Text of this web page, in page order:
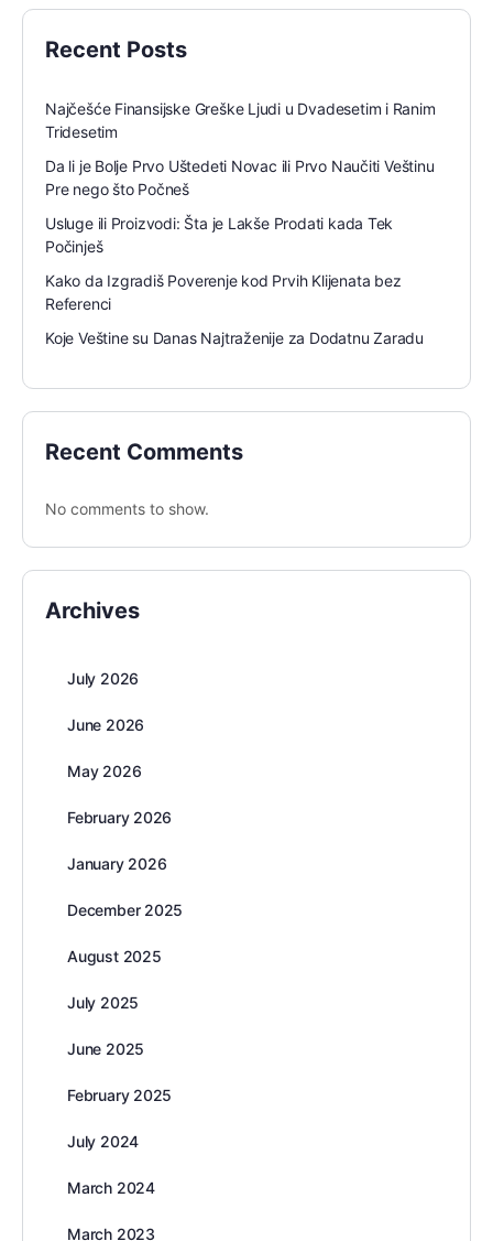
Recent Posts
Najčešće Finansijske Greške Ljudi u Dvadesetim i Ranim
Tridesetim
Da li je Bolje Prvo Uštedeti Novac ili Prvo Naučiti Veštinu
Pre nego što Počneš
Usluge ili Proizvodi: Šta je Lakše Prodati kada Tek
Počinješ
Kako da Izgradiš Poverenje kod Prvih Klijenata bez
Referenci
Koje Veštine su Danas Najtraženije za Dodatnu Zaradu
Recent Comments
No comments to show.
Archives
July 2026
June 2026
May 2026
February 2026
January 2026
December 2025
August 2025
July 2025
June 2025
February 2025
July 2024
March 2024
March 2023